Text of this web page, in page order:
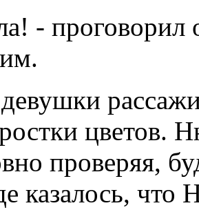
- проговорил
цветов.
проверяя,
казалось, что